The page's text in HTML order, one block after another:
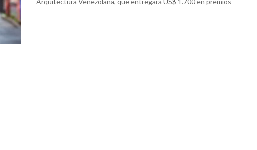
Arquitectura Venezolana, que entregará US$ 1.700 en premios